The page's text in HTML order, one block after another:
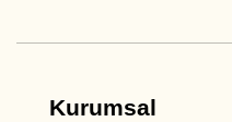
Kurumsal